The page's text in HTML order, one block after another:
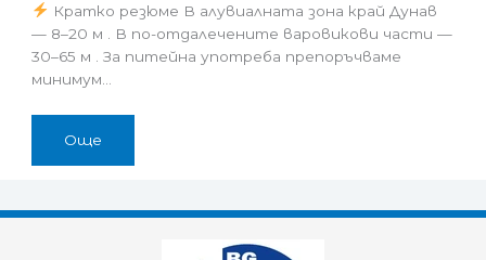
Кратко резюме В алувиалната зона край Дунав
— 8–20 м . В по-отдалечените варовикови части —
30–65 м . За питейна употреба препоръчваме
минимум…
Още